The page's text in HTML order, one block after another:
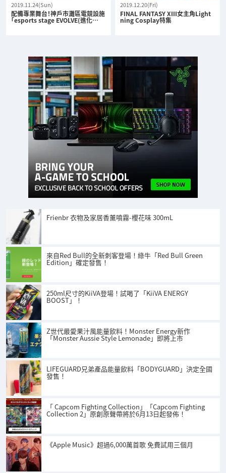
2019.11.24(Sun)
配備專業舞台！神戶市灘區電競設施
「esports stage EVOLVE(進化…
2019.12.20(Fri)
FINAL FANTASY XIII女主角Light
ning Cosplay特集
Frienbr 衣物及家居香薰噴霧-櫻花味 300mL
來自Red Bull的全新刺客登場！綠牛「Red Bull Green
Edition」確定發售！
250ml尺寸的KiiVA登場！試喝了「KiiVA ENERGY
BOOST」！
Z世代最愛果汁風能量飲料！Monster Energy新作
「Monster Aussie Style Lemonade」即將上市
LIFEGUARD兄弟產品能量飲料「BODYGUARD」決定全國
發售！
「 Capcom Fighting Collection」「Capcom Fighting
Collection 2」原創原聲帶將於6月13日起發佈！
《Apple Music》超過6,000萬首歌 免費試用三個月